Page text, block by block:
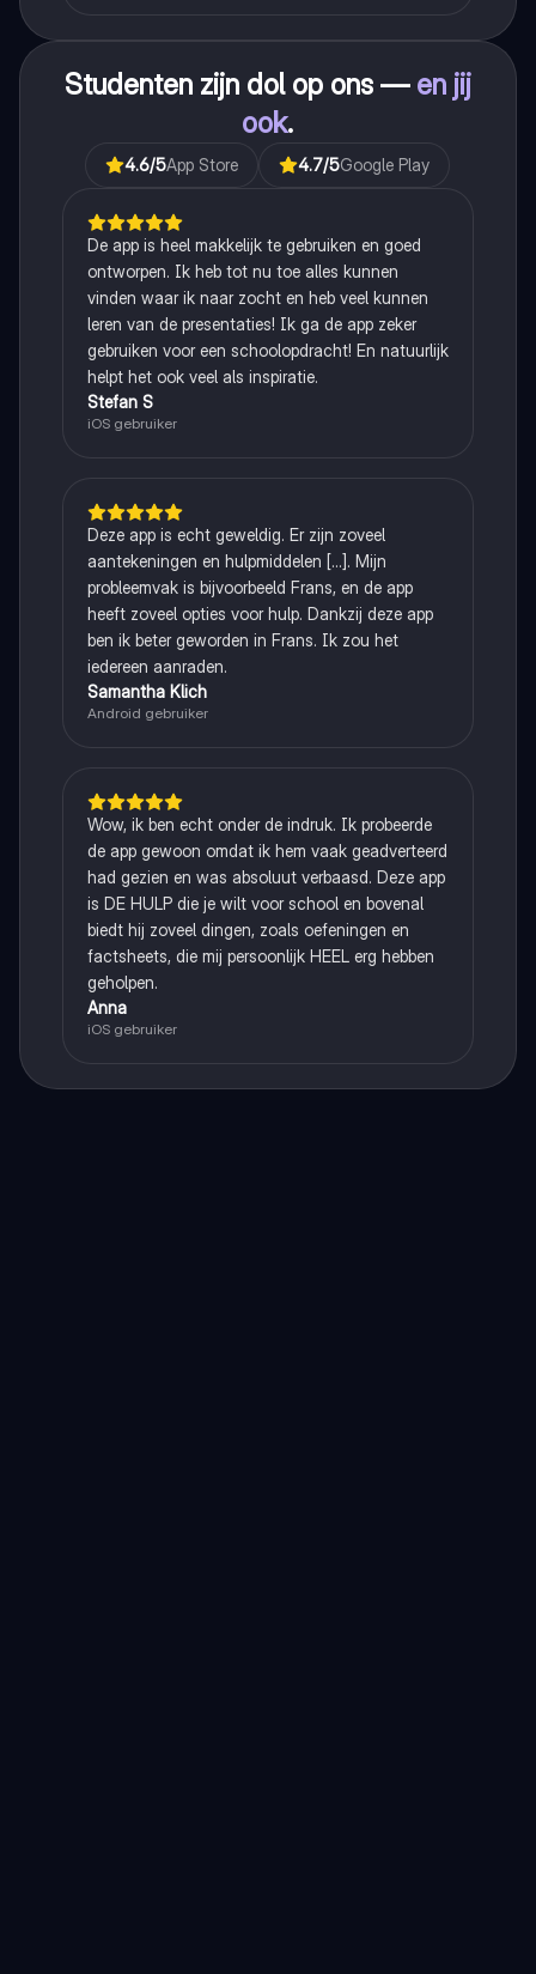
Studenten zijn dol op ons — en jij
ook.
4.6/5App Store 4.7/5Google Play
De app is heel makkelijk te gebruiken en goed
ontworpen. Ik heb tot nu toe alles kunnen
vinden waar ik naar zocht en heb veel kunnen
leren van de presentaties! Ik ga de app zeker
gebruiken voor een schoolopdracht! En natuurlijk
helpt het ook veel als inspiratie.
Stefan S
iOS gebruiker
Deze app is echt geweldig. Er zijn zoveel
aantekeningen en hulpmiddelen [...]. Mijn
probleemvak is bijvoorbeeld Frans, en de app
heeft zoveel opties voor hulp. Dankzij deze app
ben ik beter geworden in Frans. Ik zou het
iedereen aanraden.
Samantha Klich
Android gebruiker
Wow, ik ben echt onder de indruk. Ik probeerde
de app gewoon omdat ik hem vaak geadverteerd
had gezien en was absoluut verbaasd. Deze app
is DE HULP die je wilt voor school en bovenal
biedt hij zoveel dingen, zoals oefeningen en
factsheets, die mij persoonlijk HEEL erg hebben
geholpen.
Anna
iOS gebruiker